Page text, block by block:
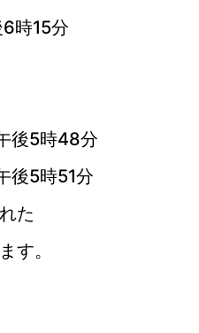
時15分
後5時48分
後5時51分
た
す。